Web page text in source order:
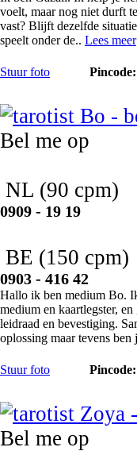
voelt, maar nog niet durft
vast? Blijft dezelfde
speelt onder de.. Lees meer
Stuur foto
Bel me op
NL (90 cpm)
0909 - 19 19
BE (150 cpm)
0903 - 416 42
Hallo ik ben medium Bo.
medium en kaartlegster,
leidraad en bevestiging.
oplossing maar tevens
Stuur foto
Bel me op